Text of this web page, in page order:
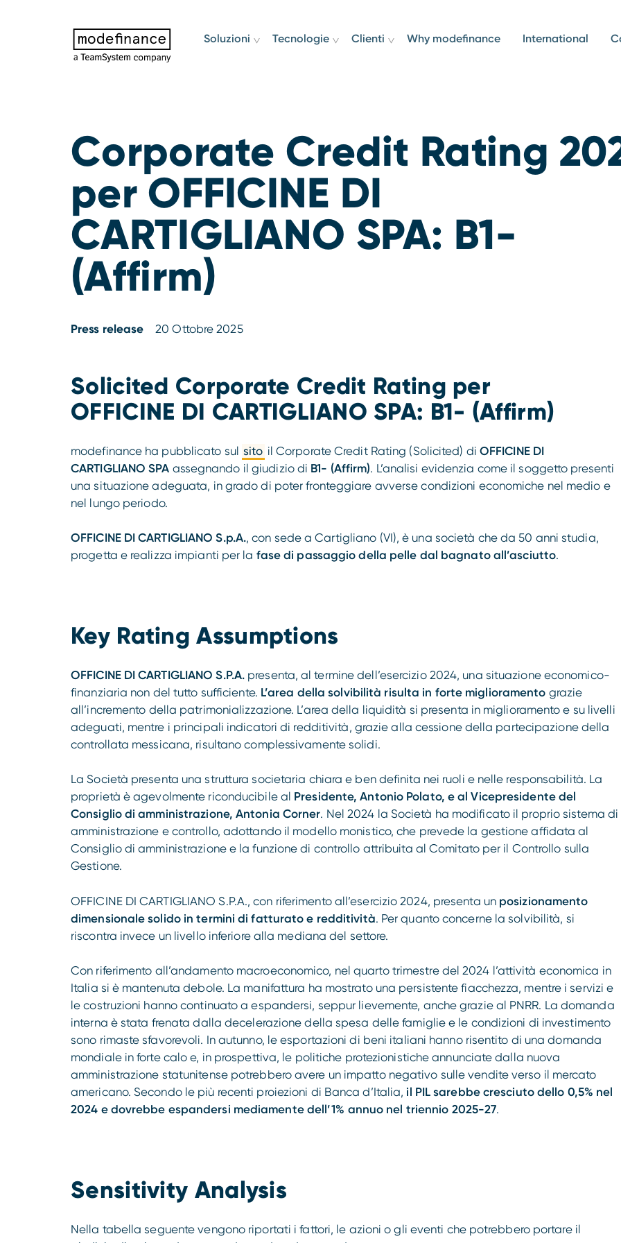
Soluzioni Tecnologie Clienti Why modefinance International
Corporate Credit Rating
per OFFICINE DI
CARTIGLIANO SPA: B1-
(Affirm)
Press release 20 Ottobre 2025
Solicited Corporate Credit Rating per
OFFICINE DI CARTIGLIANO SPA: B1- (Affirm)
modefinance ha pubblicato sul sito il Corporate Credit Rating (Solicited) di OFFICINE DI
CARTIGLIANO SPA assegnando il giudizio di B1- (Affirm). L’analisi evidenzia come il soggetto presenti
una situazione adeguata, in grado di poter fronteggiare avverse condizioni economiche nel medio e
nel lungo periodo.
OFFICINE DI CARTIGLIANO S.p.A., con sede a Cartigliano (VI), è una società che da 50 anni studia,
progetta e realizza impianti per la fase di passaggio della pelle dal bagnato all’asciutto.
Key Rating Assumptions
OFFICINE DI CARTIGLIANO S.P.A. presenta, al termine dell’esercizio 2024, una situazione economico-
finanziaria non del tutto sufficiente. L’area della solvibilità risulta in forte miglioramento grazie
all’incremento della patrimonializzazione. L’area della liquidità si presenta in miglioramento e su livelli
adeguati, mentre i principali indicatori di redditività, grazie alla cessione della partecipazione della
controllata messicana, risultano complessivamente solidi.
La Società presenta una struttura societaria chiara e ben definita nei ruoli e nelle responsabilità. La
proprietà è agevolmente riconducibile al Presidente, Antonio Polato, e al Vicepresidente del
Consiglio di amministrazione, Antonia Corner. Nel 2024 la Società ha modificato il proprio sistema di
amministrazione e controllo, adottando il modello monistico, che prevede la gestione affidata al
Consiglio di amministrazione e la funzione di controllo attribuita al Comitato per il Controllo sulla
Gestione.
OFFICINE DI CARTIGLIANO S.P.A., con riferimento all’esercizio 2024, presenta un posizionamento
dimensionale solido in termini di fatturato e redditività. Per quanto concerne la solvibilità, si
riscontra invece un livello inferiore alla mediana del settore.
Con riferimento all’andamento macroeconomico, nel quarto trimestre del 2024 l’attività economica in
Italia si è mantenuta debole. La manifattura ha mostrato una persistente fiacchezza, mentre i servizi e
le costruzioni hanno continuato a espandersi, seppur lievemente, anche grazie al PNRR. La domanda
interna è stata frenata dalla decelerazione della spesa delle famiglie e le condizioni di investimento
sono rimaste sfavorevoli. In autunno, le esportazioni di beni italiani hanno risentito di una domanda
mondiale in forte calo e, in prospettiva, le politiche protezionistiche annunciate dalla nuova
amministrazione statunitense potrebbero avere un impatto negativo sulle vendite verso il mercato
americano. Secondo le più recenti proiezioni di Banca d’Italia, il PIL sarebbe cresciuto dello 0,5% nel
2024 e dovrebbe espandersi mediamente dell’1% annuo nel triennio 2025-27.
Sensitivity Analysis
Nella tabella seguente vengono riportati i fattori, le azioni o gli eventi che potrebbero portare il